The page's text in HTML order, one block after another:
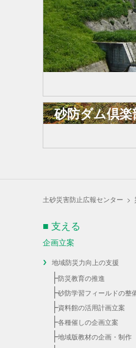
砂防ダム倶楽
土砂災害防止広報センター >
■ 支える
企画立案
地域防災力向上の支援
├防災教育の推進
├砂防学習フィールドの整
├資料館の活用計画立案
├各種催しの企画立案
├地域版教材の企画・制作